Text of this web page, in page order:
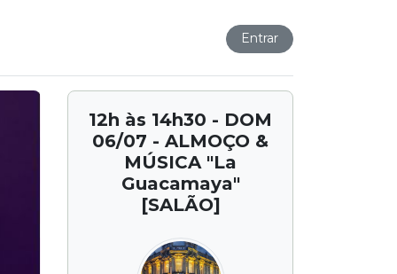
Entrar
12h às 14h30 - DOM
06/07 - ALMOÇO &
MÚSICA "La
Guacamaya"
[SALÃO]